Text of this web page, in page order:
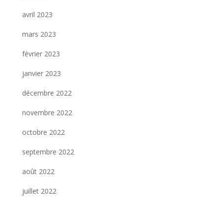
avril 2023
mars 2023
février 2023
janvier 2023
décembre 2022
novembre 2022
octobre 2022
septembre 2022
août 2022
juillet 2022